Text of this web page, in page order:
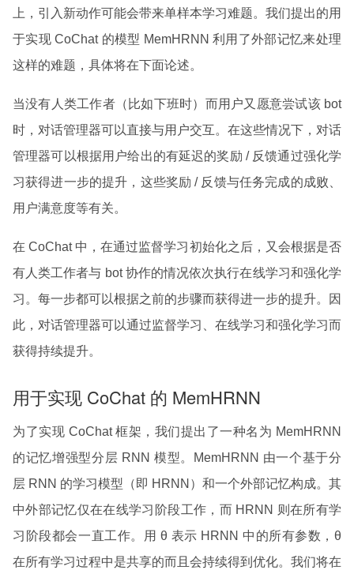
上，引入新动作可能会带来单样本学习难题。我们提出的用
于实现 CoChat 的模型 MemHRNN 利用了外部记忆来处理
这样的难题，具体将在下面论述。
当没有人类工作者（比如下班时）而用户又愿意尝试该 bot
时，对话管理器可以直接与用户交互。在这些情况下，对话
管理器可以根据用户给出的有延迟的奖励 / 反馈通过强化学
习获得进一步的提升，这些奖励 / 反馈与任务完成的成败、
用户满意度等有关。
在 CoChat 中，在通过监督学习初始化之后，又会根据是否
有人类工作者与 bot 协作的情况依次执行在线学习和强化学
习。每一步都可以根据之前的步骤而获得进一步的提升。因
此，对话管理器可以通过监督学习、在线学习和强化学习而
获得持续提升。
用于实现 CoChat 的 MemHRNN
为了实现 CoChat 框架，我们提出了一种名为 MemHRNN
的记忆增强型分层 RNN 模型。MemHRNN 由一个基于分
层 RNN 的学习模型（即 HRNN）和一个外部记忆构成。其
中外部记忆仅在在线学习阶段工作，而 HRNN 则在所有学
习阶段都会一直工作。用 θ 表示 HRNN 中的所有参数，θ
在所有学习过程中是共享的而且会持续得到优化。我们将在